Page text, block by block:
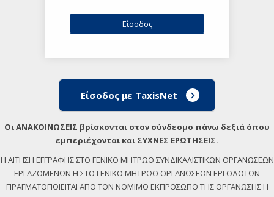
Είσοδος με TaxisNet
Οι ΑΝΑΚΟΙΝΩΣΕΙΣ βρίσκονται στον σύνδεσμο πάνω δεξιά όπου
εμπεριέχονται και ΣΥΧΝΕΣ ΕΡΩΤΗΣΕΙΣ.
Η ΑΙΤΗΣΗ ΕΓΓΡΑΦΗΣ ΣΤΟ ΓΕΝΙΚΟ ΜΗΤΡΩΟ ΣΥΝΔΙΚΑΛΙΣΤΙΚΩΝ ΟΡΓΑΝΩΣΕΩΝ
ΕΡΓΑΖΟΜΕΝΩΝ Η ΣΤΟ ΓΕΝΙΚΟ ΜΗΤΡΩΟ ΟΡΓΑΝΩΣΕΩΝ ΕΡΓΟΔΟΤΩΝ
ΠΡΑΓΜΑΤΟΠΟΙΕΙΤΑΙ ΑΠΟ ΤΟΝ ΝΟΜΙΜΟ ΕΚΠΡΟΣΩΠΟ ΤΗΣ ΟΡΓΑΝΩΣΗΣ Η